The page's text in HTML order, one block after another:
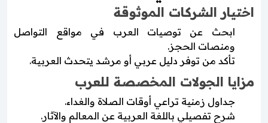
اختيار الشركات الموثوقة
ابحث عن توصيات العرب في مواقع التواصل
ومنصات الحجز.
تأكد من توفر دليل عربي أو مرشد يتحدث العربية.
مزايا الجولات المخصصة للعرب
جداول زمنية تراعي أوقات الصلاة والغداء.
شرح تفصيلي باللغة العربية عن المعالم والآثار.